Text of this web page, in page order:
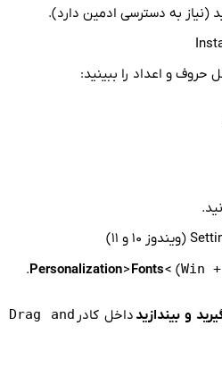
(نیاز به دسترسی ادمین دارد).
و اعداد را ببینید:
Win
) >
Personalization>Fonts
.
و بیندازیدداخل کادر Drag and